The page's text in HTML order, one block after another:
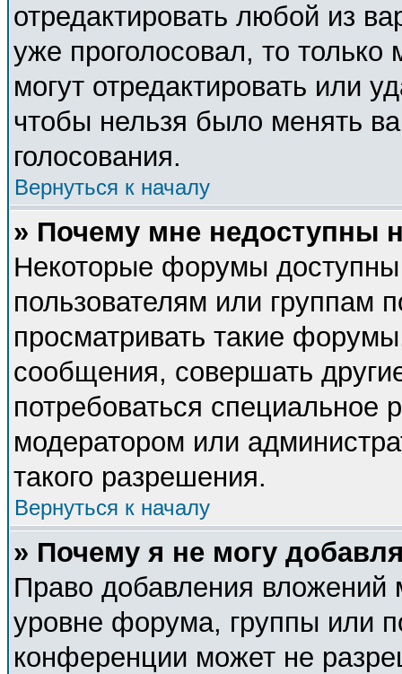
отредактировать любой из
уже проголосовал, то
могут отредактировать или
чтобы нельзя было менять
голосования.
Вернуться к началу
» Почему мне недоступны
Некоторые форумы
пользователям или группам
просматривать такие
сообщения, совершать
потребоваться специальное
модератором или
такого разрешения.
Вернуться к началу
» Почему я не могу
Право добавления вложений
уровне форума, группы или
конференции может не